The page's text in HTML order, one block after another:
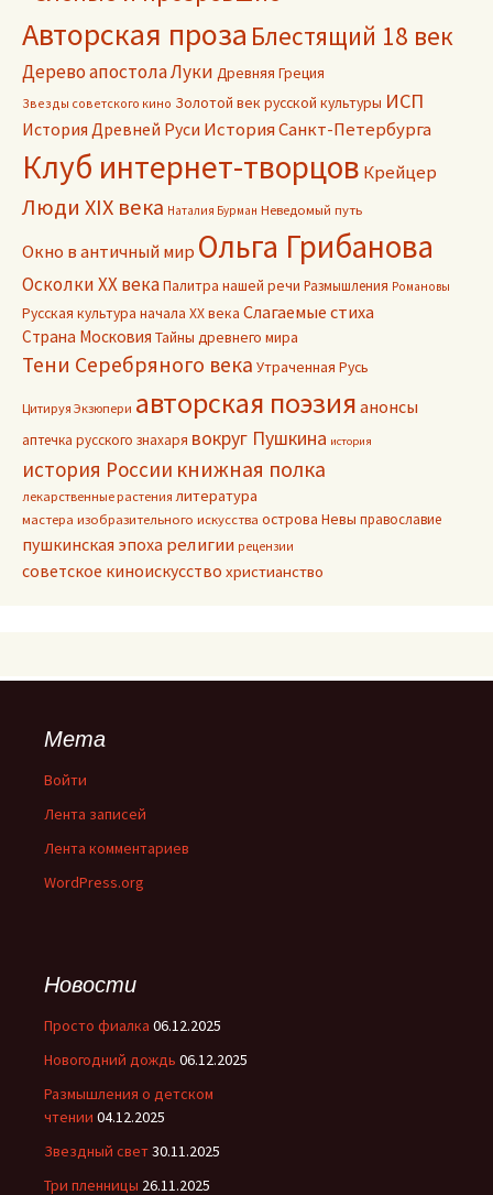
Авторская проза Блестящий 18 век
Дерево апостола Луки Древняя Греция
Звезды советского кино Золотой век русской культуры ИСП
История Древней Руси История Санкт-Петербурга
Клуб интернет-творцов Крейцер
Люди XIX века Наталия Бурман Неведомый путь
Окно в античный мир Ольга Грибанова
Осколки ХХ векаПалитра нашей речи Размышления Романовы
Русская культура начала ХХ века Слагаемые стиха
Страна Московия Тайны древнего мира
Тени Серебряного века Утраченная Русь
Цитируя Экзюпери авторская поэзия анонсы
аптечка русского знахаря вокруг Пушкина история
история России книжная полка
лекарственные растения литература
мастера изобразительного искусства острова Невы православие
пушкинская эпоха религии рецензии
советское киноискусство христианство
Мета
Войти
Лента записей
Лента комментариев
WordPress.org
Новости
Просто фиалка 06.12.2025
Новогодний дождь 06.12.2025
Размышления о детском
чтении 04.12.2025
Звездный свет30.11.2025
Три пленницы 26.11.2025